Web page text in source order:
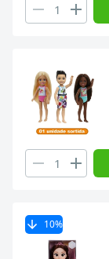
10%